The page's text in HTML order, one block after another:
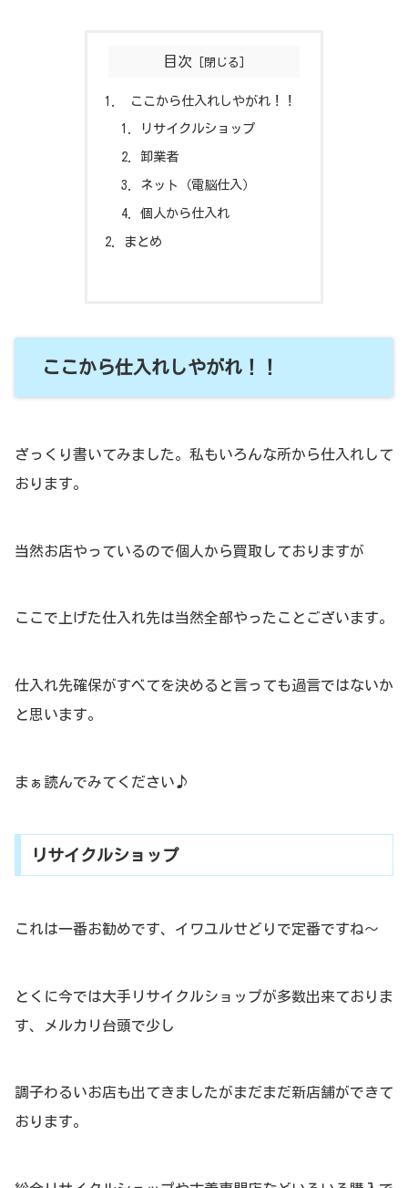
目次
ここから仕入れしやがれ！！
リサイクルショップ
卸業者
ネット（電脳仕入）
個人から仕入れ
まとめ
ここから仕入れしやがれ！！
ざっくり書いてみました。私もいろんな所から仕入れして
おります。
当然お店やっているので個人から買取しておりますが
ここで上げた仕入れ先は当然全部やったことございます。
仕入れ先確保がすべてを決めると言っても過言ではないか
と思います。
まぁ読んでみてください♪
リサイクルショップ
これは一番お勧めです、イワユルせどりで定番ですね～
とくに今では大手リサイクルショップが多数出来ておりま
す、メルカリ台頭で少し
調子わるいお店も出てきましたがまだまだ新店舗ができて
おります。